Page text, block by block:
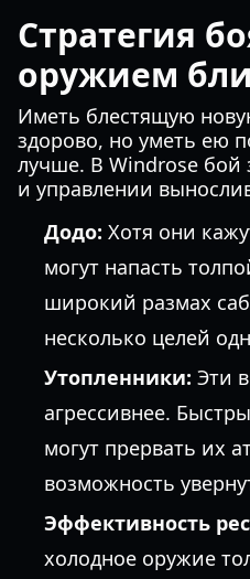
Стратегия
оружием
Иметь блестящую
здорово, но уметь ею
лучше. В Windrose бой
и управлении
Додо: Хотя они
могут напасть
широкий размах
несколько целей
Утопленники: Эти
агрессивнее.
могут прервать их
возможность
Эффективность
холодное оружие